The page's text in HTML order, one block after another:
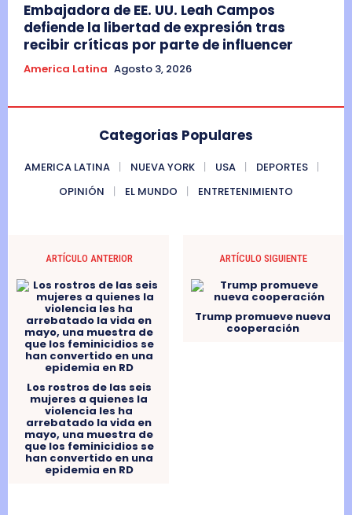
Embajadora de EE. UU. Leah Campos
defiende la libertad de expresión tras
recibir críticas por parte de influencer
America Latina Agosto 3, 2026
Categorias Populares
AMERICA LATINA NUEVA YORK USA
DEPORTES
OPINIÓN
EL MUNDO ENTRETENIMIENTO
ARTÍCULO ANTERIOR
Los rostros de las seis
mujeres a quienes la
violencia les ha
arrebatado la vida en
mayo, una muestra de
que los feminicidios se
han convertido en una
epidemia en RD
ARTÍCULO SIGUIENTE
Trump promueve nueva
cooperación